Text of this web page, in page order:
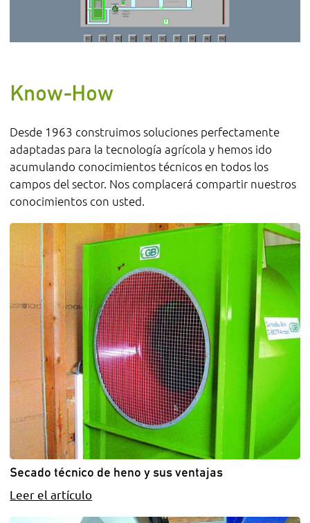
Know-How
Desde 1963 construimos soluciones perfectamente
adaptadas para la tecnología agrícola y hemos ido
acumulando conocimientos técnicos en todos los
campos del sector. Nos complacerá compartir nuestros
conocimientos con usted.
Secado técnico de heno y sus ventajas
Leer el artículo